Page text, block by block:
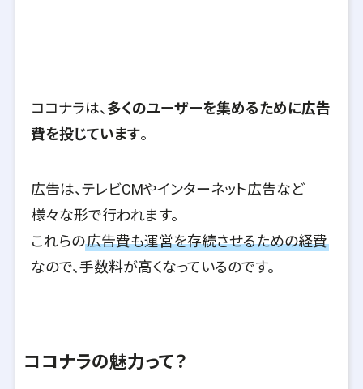
ココナラは、多くのユーザーを集めるために広告
費を投じています。
広告は、テレビCMやインターネット広告など
様々な形で行われます。
これらの広告費も運営を存続させるための経費
なので、手数料が高くなっているのです。
ココナラの魅力って？